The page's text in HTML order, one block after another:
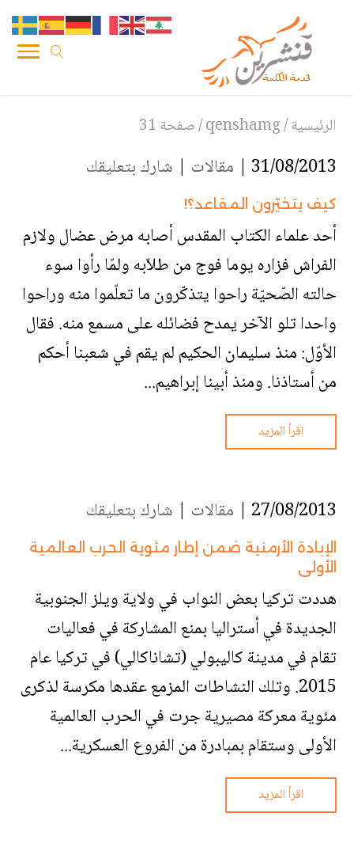
الرئيسية/
qenshamg
/صفحة 31
31/08/2013 | مقالات | شارك بتعليقك
كيف يتخيّرون المقاعد؟!
أحد علماء الكتاب المقدس أصابه مرض عضال ولازم
الفراش فزاره يوما فوج من طلاّبه ولمّا رأوا سوء
حالته الصّحيّة راحوا يتذكّرون ما تعلّموا منه وراحوا
واحدا تلو الآخر يمدح فضائله على مسمع منه. فقال
الأوّل: منذ سليمان الحكيم لم يقم في شعبنا أحكم
من أستاذنا. ومنذ أبينا إبراهيم...
اقرأ المزيد
27/08/2013 | مقالات | شارك بتعليقك
الإبادة الأرمنية ضمن إطار مئوية الحرب العالمية
الأولى
هددت تركيا بعض النواب في ولاية ويلز الجنوبية
الجديدة في أستراليا بمنع المشاركة في فعاليات
تقام في مدينة كاليبولي (تشاناكالي) في تركيا عام
2015. وتلك النشاطات المزمع عقدها مكرسة لذكرى
مئوية معركة مصيرية جرت في الحرب العالمية
الأولى وستقام بمبادرة من الفروع العسكرية...
اقرأ المزيد